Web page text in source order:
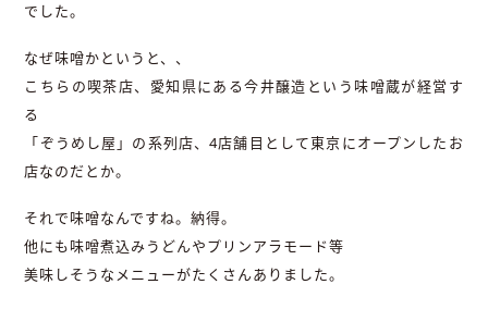
でした。
なぜ味噌かというと、、
こちらの喫茶店、愛知県にある今井醸造という味噌蔵が経営す
る
「ぞうめし屋」の系列店、4店舗目として東京にオープンしたお
店なのだとか。
それで味噌なんですね。納得。
他にも味噌煮込みうどんやプリンアラモード等
美味しそうなメニューがたくさんありました。